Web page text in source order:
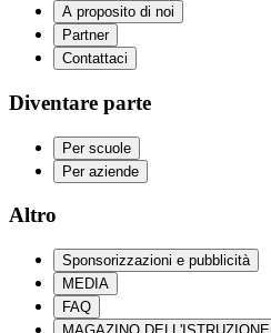
A proposito di noi
Partner
Contattaci
Diventare parte
Per scuole
Per aziende
Altro
Sponsorizzazioni e pubblicità
MEDIA
FAQ